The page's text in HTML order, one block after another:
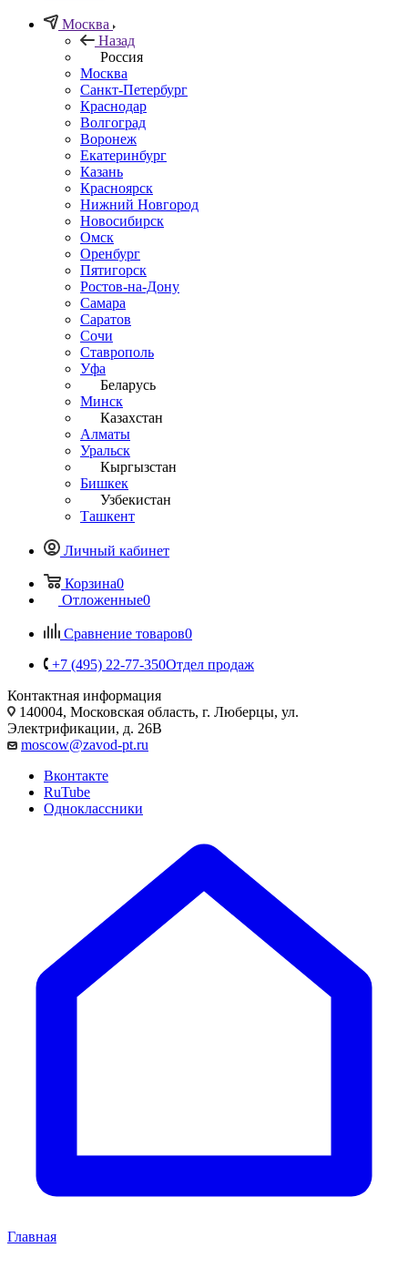
Москва
Назад
Россия
Москва
Санкт-Петербург
Краснодар
Волгоград
Воронеж
Екатеринбург
Казань
Красноярск
Нижний Новгород
Новосибирск
Омск
Оренбург
Пятигорск
Ростов-на-Дону
Самара
Саратов
Сочи
Ставрополь
Уфа
Беларусь
Минск
Казахстан
Алматы
Уральск
Кыргызстан
Бишкек
Узбекистан
Ташкент
Личный кабинет
Корзина0
Отложенные0
Сравнение товаров0
+7 (495) 22-77-350Отдел продаж
Контактная информация
140004, Московская область, г. Люберцы, ул.
Электрификации, д. 26В
moscow@zavod-pt.ru
Вконтакте
RuTube
Одноклассники
Главная